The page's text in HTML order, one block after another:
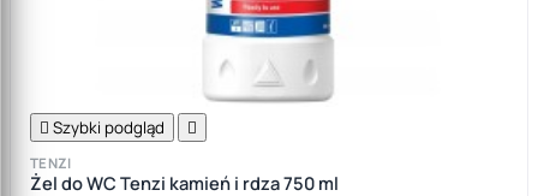
 Szybki podgląd 
TENZI
Żel do WC Tenzi kamień i rdza 750 ml